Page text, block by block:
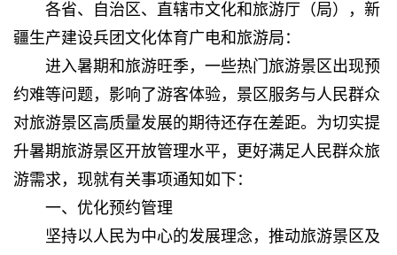
各省、自治区、直辖市文化和旅游厅（局），新
疆生产建设兵团文化体育广电和旅游局：
进入暑期和旅游旺季，一些热门旅游景区出现预
约难等问题，影响了游客体验，景区服务与人民群众
对旅游景区高质量发展的期待还存在差距。为切实提
升暑期旅游景区开放管理水平，更好满足人民群众旅
游需求，现就有关事项通知如下：
一、优化预约管理
坚持以人民为中心的发展理念，推动旅游景区及